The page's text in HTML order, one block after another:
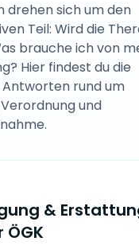
drehen sich um den
Teil: Wird die
brauche ich von
Hier findest du die
rund um
und
&
ÖGK